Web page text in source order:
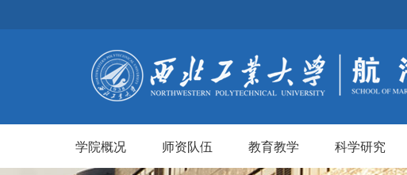
学院概况 师资队伍 教育教学 科学研究